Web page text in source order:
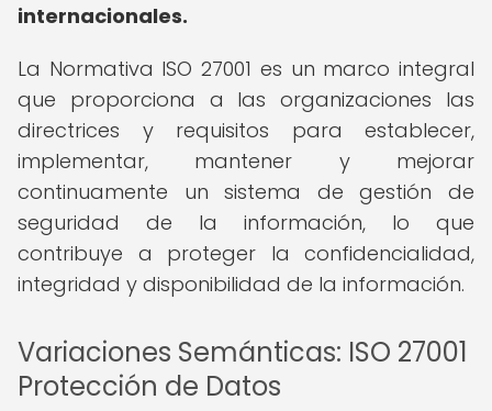
internacionales.
La Normativa ISO 27001 es un marco integral
que proporciona a las organizaciones las
directrices y requisitos para establecer,
implementar, mantener y mejorar
continuamente un sistema de gestión de
seguridad de la información, lo que
contribuye a proteger la confidencialidad,
integridad y disponibilidad de la información.
Variaciones Semánticas: ISO 27001
Protección de Datos